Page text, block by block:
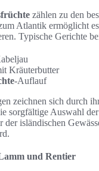
zählen zu den
Atlantik ermöglicht
Typische Gerichte
Kräuterbutter
-Auflauf
zeichnen sich durch
sorgfältige Auswahl
der isländischen
und Rentier